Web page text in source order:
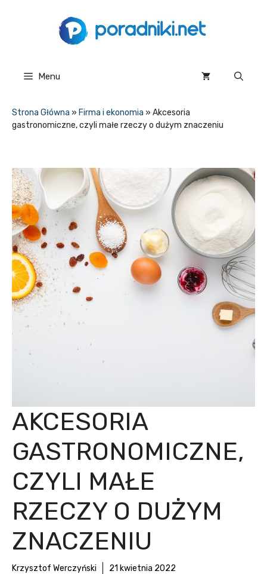
Menu
Strona Główna » Firma i ekonomia » Akcesoria
gastronomiczne, czyli małe rzeczy o dużym znaczeniu
AKCESORIA
GASTRONOMICZNE,
CZYLI MAŁE
RZECZY O DUŻYM
ZNACZENIU
Krzysztof Werczyński 21 kwietnia 2022